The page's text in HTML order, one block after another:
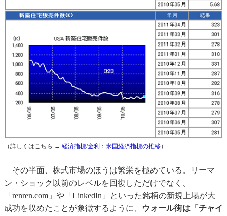
（詳しくはこちら → 経済指標/金利：米国経済指標の推移）
その半面、株式市場のほうは繁栄を極めている。リーマ
ン・ショック以前のレベルを回復しただけでなく、
「renren.com」や「LinkedIn」といった銘柄の新規上場が大
成功を収めたことが象徴するように、
ウォール街は「チャイ